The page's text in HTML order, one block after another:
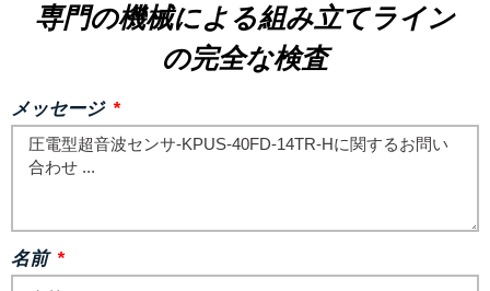
専門の機械による組み立てライン
の完全な検査
メッセージ
名前